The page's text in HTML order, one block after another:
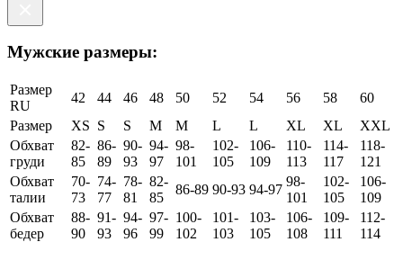
Мужские размеры:
Размер
RU
42 44 46 48 50 52 54 56 58
60
Размер
XS S S M M L L XL XL
XXL
Обхват
груди
82-
85
86-
89
90-
93
94-
97
98-
101
102-
105
106-
109
110-
113
114-
117
118-
121
Обхват
талии
70-
73
74-
77
78-
81
82-
85
86-89 90-93 94-97
98-
101
102-
105
106-
109
Обхват
бедер
88-
90
91-
93
94-
96
97-
99
100-
102
101-
103
103-
105
106-
108
109-
111
112-
114